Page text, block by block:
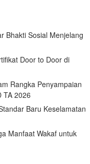
Bhakti Sosial Menjelang
Door to Door di
Rangka Penyampaian
TA 2026
Baru Keselamatan
Manfaat Wakaf untuk